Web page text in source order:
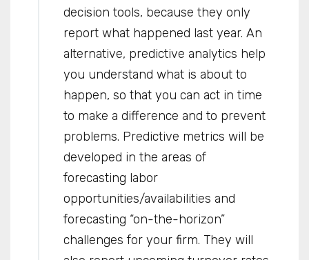
decision tools, because they only
report what happened last year. An
alternative, predictive analytics help
you understand what is about to
happen, so that you can act in time
to make a difference and to prevent
problems. Predictive metrics will be
developed in the areas of
forecasting labor
opportunities/availabilities and
forecasting “on-the-horizon”
challenges for your firm. They will